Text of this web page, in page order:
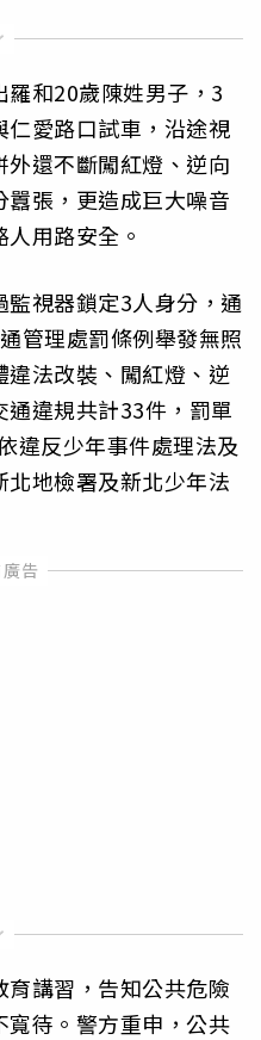
和20歲陳姓男子，3
仁愛路口試車，沿途視
還不斷闖紅燈、逆向
張，更造成巨大噪音
用路安全。
視器鎖定3人身分，通
管理處罰條例舉發無照
法改裝、闖紅燈、逆
違規共計33件，罰單
違反少年事件處理法及
地檢署及新北少年法
講習，告知公共危險
待。警方重申，公共